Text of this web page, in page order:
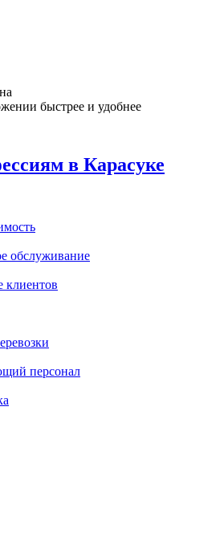
быстрее и удобнее
в Карасуке
обслуживание
клиентов
персонал